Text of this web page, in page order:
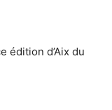
édition d’Aix du